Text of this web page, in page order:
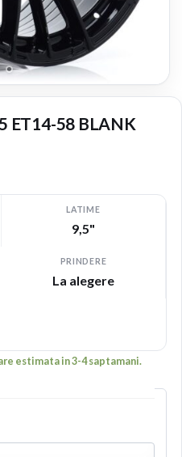
ET14-58 BLANK
LATIME
9,5"
PRINDERE
La alegere
estimata in 3-4 saptamani.